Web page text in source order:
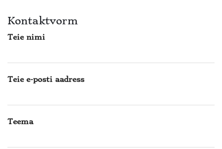
Kontaktvorm
Teie nimi
Teie e-posti aadress
Teema